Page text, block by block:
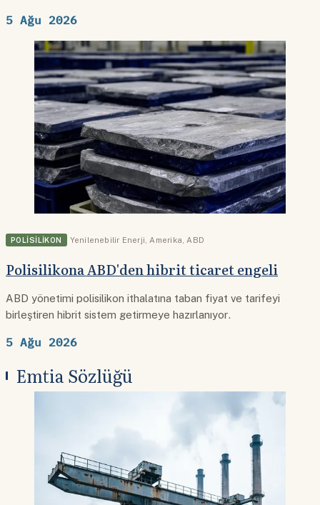
5 Ağu 2026
POLISILIKON Yenilenebilir Enerji Amerika ABD
Polisilikona ABD'den hibrit ticaret engeli
ABD yönetimi polisilikon ithalatına taban fiyat ve tarifeyi
birleştiren hibrit sistem getirmeye hazırlanıyor.
5 Ağu 2026
Emtia Sözlüğü